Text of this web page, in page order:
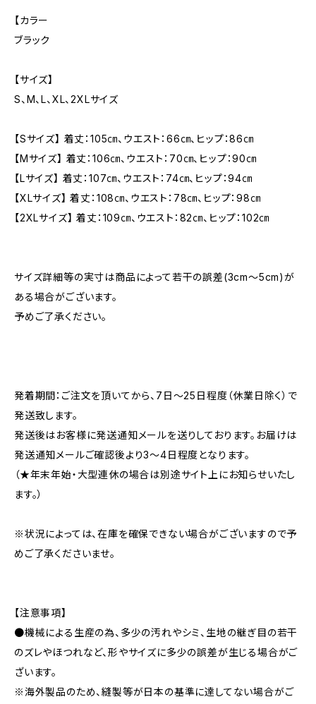
【カラー
ブラック
【サイズ】
S、M、L、XL、2XLサイズ
【Sサイズ】 着丈：105㎝、ウエスト：66㎝、ヒップ：86㎝
【Mサイズ】 着丈：106㎝、ウエスト：70㎝、ヒップ：90㎝
【Lサイズ】 着丈：107㎝、ウエスト：74㎝、ヒップ：94㎝
【XLサイズ】 着丈：108㎝、ウエスト：78㎝、ヒップ：98㎝
【2XLサイズ】 着丈：109㎝、ウエスト：82㎝、ヒップ：102㎝
サイズ詳細等の実寸は商品によって若干の誤差(3cm〜5cm)が
ある場合がございます。
予めご了承ください。
発着期間：ご注文を頂いてから、7日〜25日程度（休業日除く）で
発送致します。
発送後はお客様に発送通知メールを送りしております。お届けは
発送通知メールご確認後より3〜4日程度となります。
（★年末年始・大型連休の場合は別途サイト上にお知らせいたし
ます。）
※状況によっては、在庫を確保できない場合がございますので予
めご了承くださいませ。
【注意事項】
●機械による生産の為、多少の汚れやシミ、生地の継ぎ目の若干
のズレやほつれなど、形やサイズに多少の誤差が生じる場合がご
ざいます。
※海外製品のため、縫製等が日本の基準に達してない場合がご